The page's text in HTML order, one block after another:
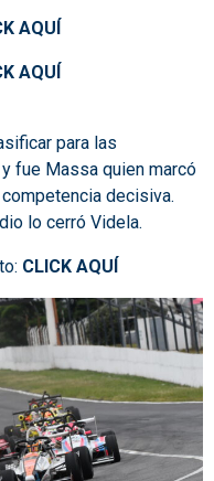
AQUÍ
AQUÍ
para las
fue Massa quien marcó
decisiva.
lo cerró Videla.
CLICK AQUÍ